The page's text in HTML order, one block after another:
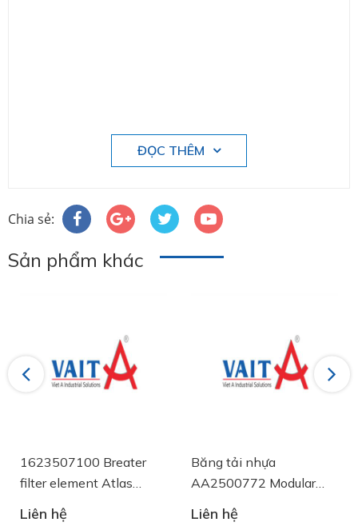
ĐỌC THÊM
Chia sẻ:
Sản phẩm khác
Previous
1623507100 Breater
filter element Atlas
Liên hệ
Băng tải nhựa
AA2500772 Modular
Belt System Plast
Liên hệ
Next